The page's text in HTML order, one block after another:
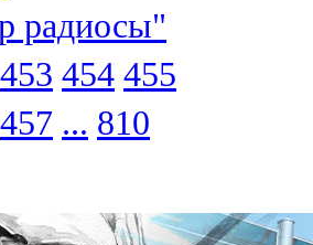
радиосы"
453 454 455
457 ... 810